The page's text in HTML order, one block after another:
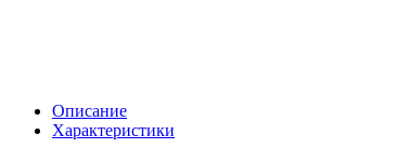
Описание
Характеристики